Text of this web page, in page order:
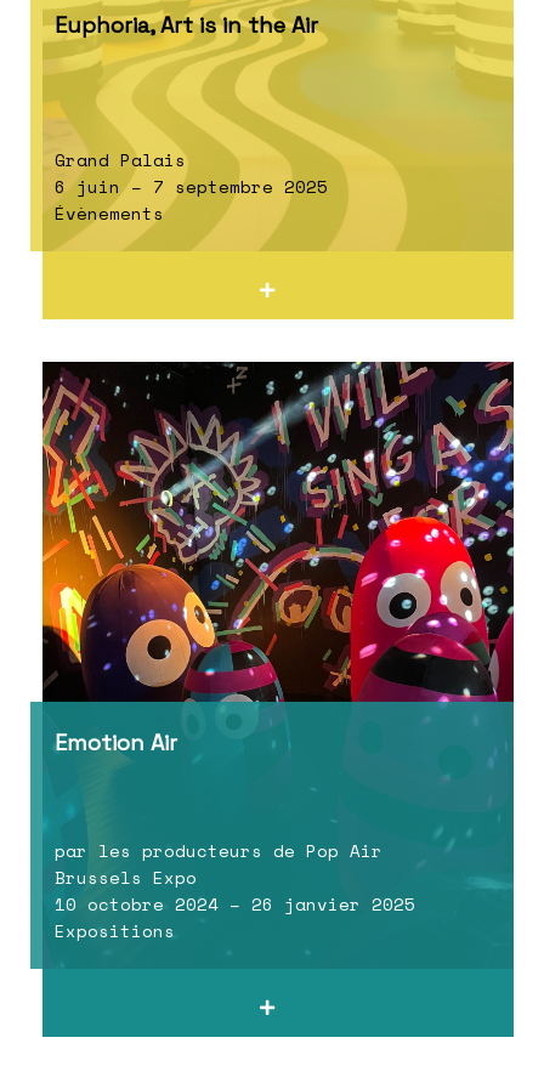
Euphoria, Art is in the Air
Grand Palais
6 juin – 7 septembre 2025
Évènements
Emotion Air
par les producteurs de Pop Air
Brussels Expo
10 octobre 2024 – 26 janvier 2025
Expositions